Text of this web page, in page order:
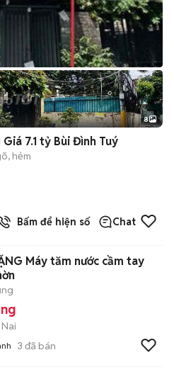
+2
8
7.1 tỷ Bùi Đình Tuý
hẻm
Bấm để hiện số Chat
Máy tăm nước cầm tay
3 đã bán